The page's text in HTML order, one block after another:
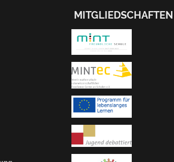
MITGLIEDSCHAFTEN